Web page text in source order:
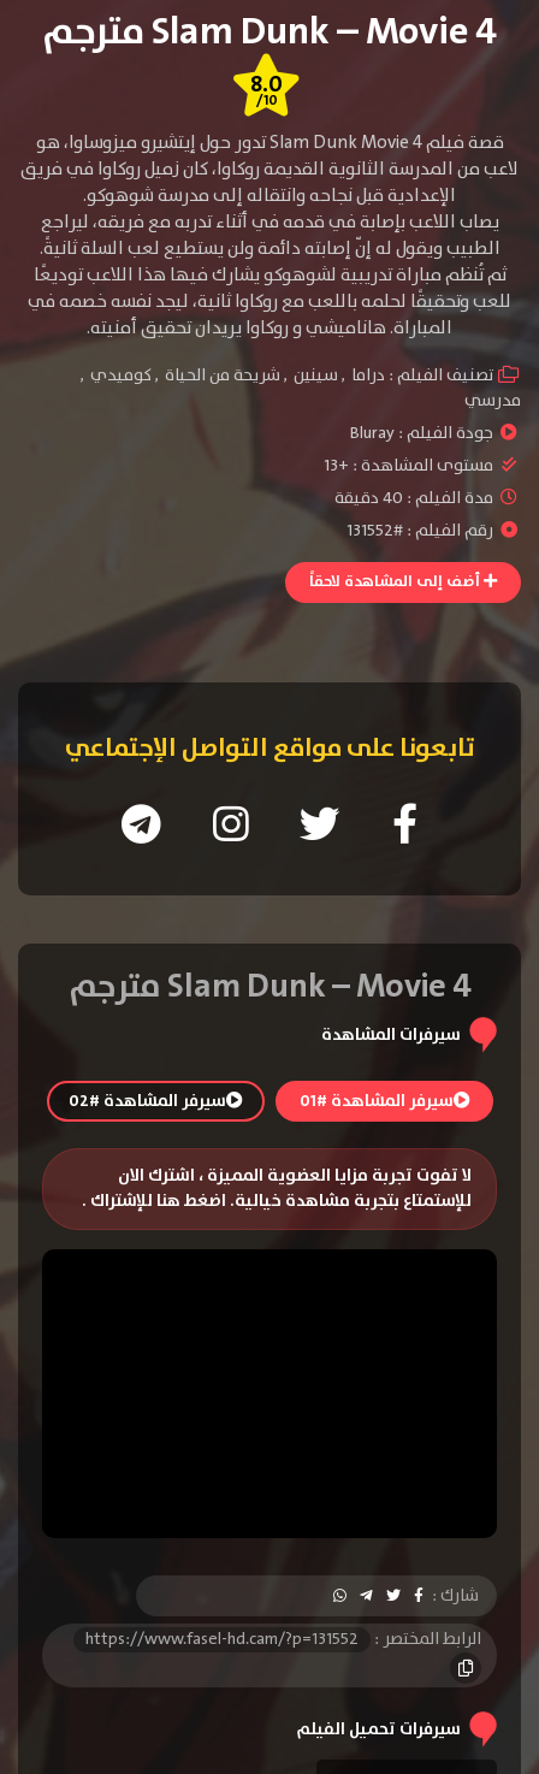
Slam Dunk – Movie 4 مترجم
8.0
/10
قصة فيلم Slam Dunk Movie 4 تدور حول إيتشيرو ميزوساوا، هو
لاعب من المدرسة الثانوية القديمة روكاوا، كان زميل روكاوا في فريق
الإعدادية قبل نجاحه وانتقاله إلى مدرسة شوهوكو.
يصاب اللاعب بإصابة في قدمه في أثناء تدربه مع فريقه، ليراجع
الطبيب ويقول له إنّ إصابته دائمة ولن يستطيع لعب السلة ثانيةً.
ثم تُنظم مباراة تدريبية لشوهوكو يشارك فيها هذا اللاعب توديعًا
للعب وتحقيقًا لحلمه باللعب مع روكاوا ثانية، ليجد نفسه خصمه في
المباراة. هاناميشي و روكاوا يريدان تحقيق أمنيته.
تصنيف الفيلم : دراما ,سينين ,شريحة من الحياة ,كوميدي ,
مدرسي
جودة الفيلم :Bluray
مستوى المشاهدة : +13
مدة الفيلم : 40 دقيقة
رقم الفيلم : #131552
أضف إلى المشاهدة لاحقاً
تابعونا على مواقع التواصل الإجتماعي
Slam Dunk – Movie 4 مترجم
سيرفرات المشاهدة
سيرفر المشاهدة #01 سيرفر المشاهدة #02
لا تفوت تجربة مزايا العضوية المميزة ، اشترك الان
للإستمتاع بتجربة مشاهدة خيالية. اضغط هنا للإشتراك .
شارك :
الرابط المختصر :
https://www.fasel-hd.cam/?p=131552
سيرفرات تحميل الفيلم